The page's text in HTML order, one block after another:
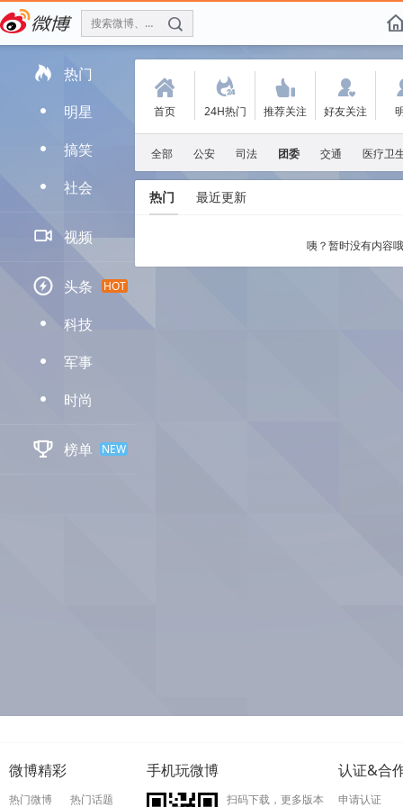
搜索微博、找人 f
 热门
D 明星
D 搞笑
D 社会
 视频
 头条 HOT
D 科技
D 军事
D 时尚
 榜单 NEW
(
首页
.
24H热门
'
推荐关注
:
好友关注
全部 公安 司法 团委 交通 医疗卫
热门 最近更新
咦？暂时没有内容
微博精彩
热门微博 热门话题
手机玩微博
扫码下载，更多版本
认证&合
申请认证